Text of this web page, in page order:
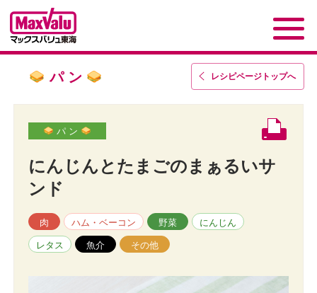
レシピページトップへ
パ ン
パ ン
にんじんとたまごのまぁるいサ
ンド
肉 ハム・ベーコン 野菜 にんじん
レタス 魚介 その他